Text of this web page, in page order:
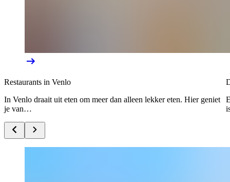
Restaurants in Venlo
In Venlo draait uit eten om meer dan alleen lekker eten. Hier geniet
je van…